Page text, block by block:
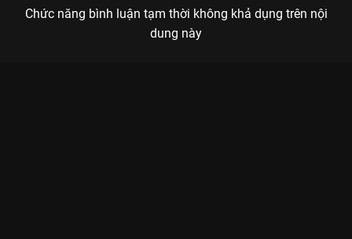
Chức năng bình luận tạm thời không khả dụng trên nội
dung này